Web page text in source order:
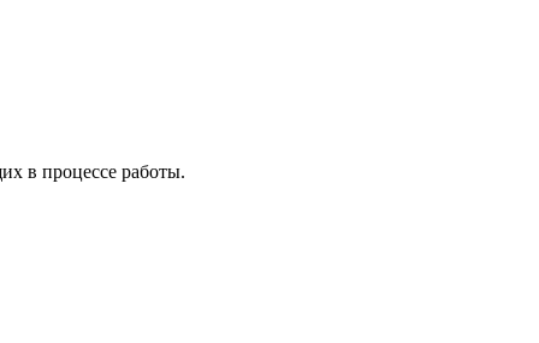
в процессе работы.